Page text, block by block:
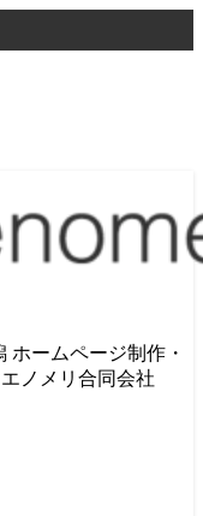
ホームページ制作・
ノメリ合同会社